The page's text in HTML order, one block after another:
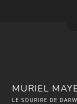
MURIEL
LE SOURIRE DE